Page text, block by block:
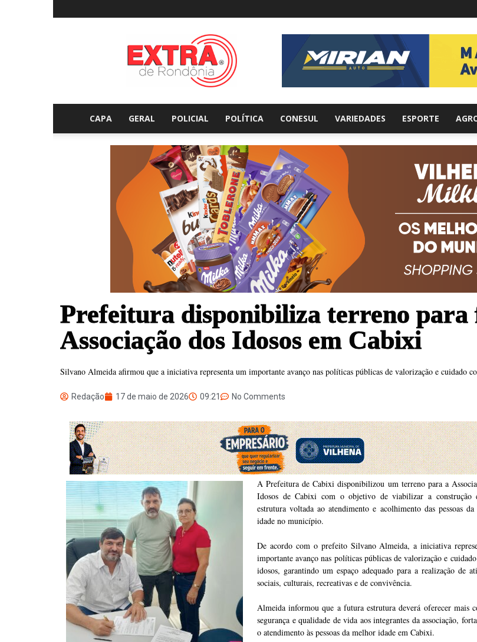
Extraderondonia.com.br
CAPA GERAL POLICIAL POLÍTICA CONESUL VARIEDADES ESPORTE
Prefeitura disponibiliza terreno para
Associação dos Idosos em Cabixi
Silvano Almeida afirmou que a iniciativa representa um importante avanço nas políticas públicas de valorização e cuidado
Redação 17 de maio de 2026 09:21 No Comments
A Prefeitura de Cabixi disponibilizou um terreno para a
Idosos de Cabixi com o objetivo de viabilizar a construção
estrutura voltada ao atendimento e acolhimento das pessoas
idade no município.
De acordo com o prefeito Silvano Almeida, a iniciativa
importante avanço nas políticas públicas de valorização e
idosos, garantindo um espaço adequado para a realização de
sociais, culturais, recreativas e de convivência.
Almeida informou que a futura estrutura deverá oferecer mais
segurança e qualidade de vida aos integrantes da associação,
o atendimento às pessoas da melhor idade em Cabixi.